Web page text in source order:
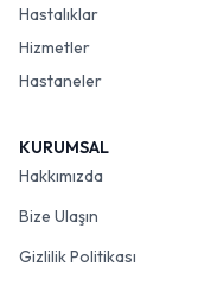
Hastalıklar
Hizmetler
Hastaneler
KURUMSAL
Hakkımızda
Bize Ulaşın
Gizlilik Politikası